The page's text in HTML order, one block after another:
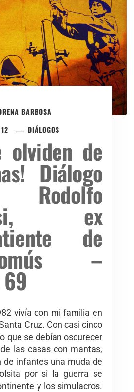
BARBOSA
DIÁLOGOS
olviden de
Diálogo
ex
de
–
vivía con mi familia en
Cruz. Con casi cinco
que se debían oscurecer
las casas con mantas,
de infantes una muda de
por si la guerra se
y los simulacros.